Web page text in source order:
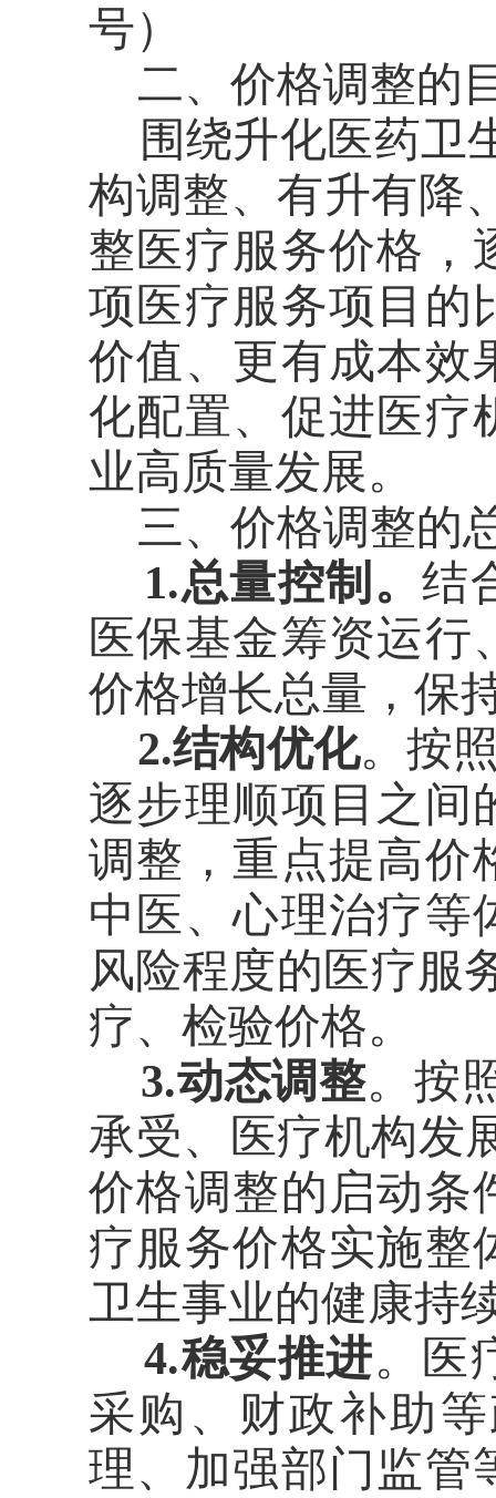
号）
二、 价格调整的
围绕升化医药卫
构调整、有升有降
整医疗服务价格，
项医疗服务项目的
价值、更有成本效
化配置、促进医疗
业高质量发展。
三、 价格调整的
1.总量控制。结
医保基金筹资运行
价格增长总量，保
2.结构优化。按
逐步理顺项目之间
调整，重点提高价
中医、心理治疗等
风险程度的医疗服
疗、检验价格。
3.动态调整。按
承受、医疗机构发
价格调整的启动条
疗服务价格实施整
卫生事业的健康持
4.稳妥推进。医
采购 、财政补助
理、加强部门监管